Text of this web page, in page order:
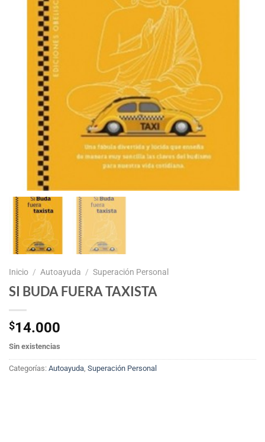
Inicio / Autoayuda / Superación Personal
SI BUDA FUERA TAXISTA
$14.000
Sin existencias
Categorías: Autoayuda Superación Personal